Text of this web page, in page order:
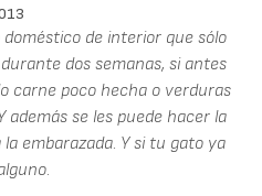
de interior que sólo
dos semanas, si antes
carne poco hecha o verduras
se les puede hacer la
embarazada. Y si tu gato ya